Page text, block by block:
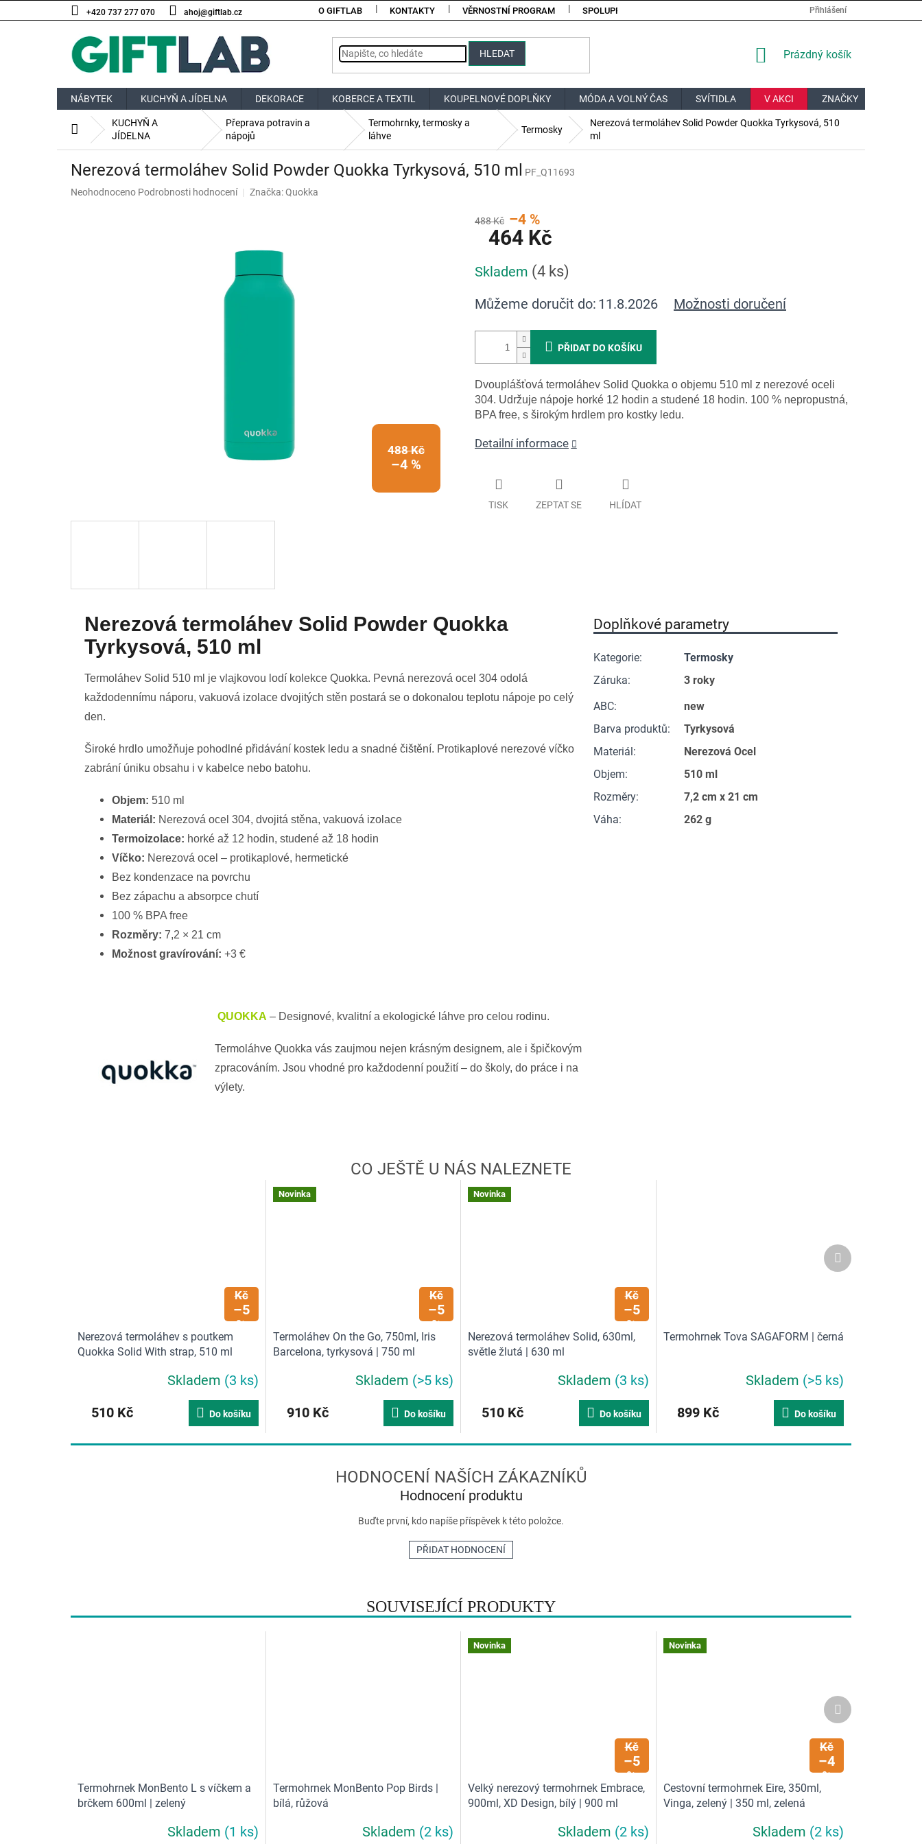
na
+420 737 277 070 ahoj@giftlab.cz O GIFTLAB KONTAKTY VĚRNOSTNÍ PROGRAM SPOLUPRÁCE JAK NAKUPOVAT?Přihlášení
HLEDAT
NÁKUPNÍ
Prázdný košík
NÁBYTEK KUCHYŇ A JÍDELNA DEKORACE KOBERCE A TEXTIL KOUPELNOVÉ DOPLŇKY MÓDA A VOLNÝ ČAS SVÍTIDLA V AKCI ZNAČKY
Domů
KUCHYŇ A
JÍDELNA
Přeprava potravin a
nápojů
Termohrnky, termosky a
láhve
Termosky
Nerezová termoláhev Solid Powder Quokka Tyrkysová, 510
ml
Nerezová termoláhev Solid Powder Quokka Tyrkysová, 510 ml
PF_Q11693
Průměrné
Neohodnoceno Podrobnosti hodnocení Značka:Quokka
488 Kč
–4 %
488 Kč –4 %
464 Kč
cena:
Skladem (4 ks)
Můžeme doručit do: 11.8.2026 Možnosti doručení
PŘIDAT DO KOŠÍKU
Dvouplášťová termoláhev Solid Quokka o objemu 510 ml z nerezové oceli
304. Udržuje nápoje horké 12 hodin a studené 18 hodin. 100 % nepropustná,
BPA free, s širokým hrdlem pro kostky ledu.
Detailní informace
TISK ZEPTAT SE HLÍDAT
SOUVISEJÍCÍ PRODUKTY
Termohrnek MonBento L s víčkem a
brčkem 600ml | zelený
Skladem (1 ks)
Termohrnek MonBento Pop Birds |
bílá, růžová
Skladem (2 ks)
Novinka
Kč
–5
%
Velký nerezový termohrnek Embrace,
900ml, XD Design, bílý | 900 ml
Skladem (2 ks)
Novinka
Kč
–4
%
Cestovní termohrnek Eire, 350ml,
Vinga, zelený | 350 ml, zelená
Skladem (2 ks)
Další
produkt
Nerezová termoláhev Solid Powder Quokka
Tyrkysová, 510 ml
Termoláhev Solid 510 ml je vlajkovou lodí kolekce Quokka. Pevná nerezová ocel 304 odolá
každodennímu náporu, vakuová izolace dvojitých stěn postará se o dokonalou teplotu nápoje po celý
den.
Široké hrdlo umožňuje pohodlné přidávání kostek ledu a snadné čištění. Protikaplové nerezové víčko
zabrání úniku obsahu i v kabelce nebo batohu.
Objem: 510 ml
Materiál: Nerezová ocel 304, dvojitá stěna, vakuová izolace
Termoizolace: horké až 12 hodin, studené až 18 hodin
Víčko: Nerezová ocel – protikaplové, hermetické
Bez kondenzace na povrchu
Bez zápachu a absorpce chutí
100 % BPA free
Rozměry: 7,2 × 21 cm
Možnost gravírování: +3 €
QUOKKA – Designové, kvalitní a ekologické láhve pro celou rodinu.
Termoláhve Quokka vás zaujmou nejen krásným designem, ale i špičkovým
zpracováním. Jsou vhodné pro každodenní použití – do školy, do práce i na
výlety.
Doplňkové parametry
Kategorie:
Termosky
Záruka:
3 roky
ABC:
new
Barva produktů:
Tyrkysová
Materiál :
Nerezová Ocel
Objem:
510 ml
Rozměry:
7,2 cm x 21 cm
Váha: 262 g
Kč
–5
%
Nerezová termoláhev s poutkem
Quokka Solid With strap, 510 ml
Skladem (3 ks)
510 Kč
Do košíku
Novinka
Kč
–5
%
Termoláhev On the Go, 750ml, Iris
Barcelona, tyrkysová | 750 ml
Skladem (>5 ks)
910 Kč
Do košíku
Novinka
Kč
–5
%
Nerezová termoláhev Solid, 630ml,
světle žlutá | 630 ml
Skladem (3 ks)
510 Kč
Do košíku
Termohrnek Tova SAGAFORM | černá
Skladem (>5 ks)
899 Kč
Do košíku
Další
produkt
Hodnocení produktu
Buďte první, kdo napíše příspěvek k této položce.
PŘIDAT HODNOCENÍ